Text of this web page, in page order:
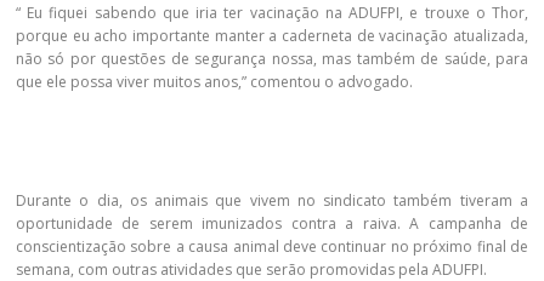
“ Eu fiquei sabendo que iria ter vacinação na ADUFPI, e trouxe o Thor,
porque eu acho importante manter a caderneta de vacinação atualizada,
não só por questões de segurança nossa, mas também de saúde, para
que ele possa viver muitos anos,” comentou o advogado.
Durante o dia, os animais que vivem no sindicato também tiveram a
oportunidade de serem imunizados contra a raiva. A campanha de
conscientização sobre a causa animal deve continuar no próximo final de
semana, com outras atividades que serão promovidas pela ADUFPI.